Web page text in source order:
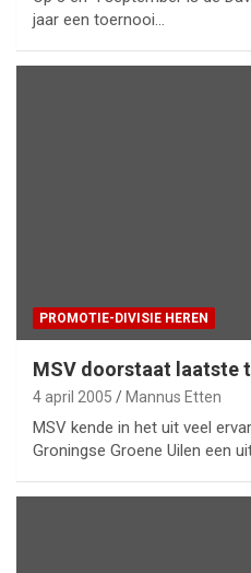
jaar een toernooi…
PROMOTIE-DIVISIE HEREN
MSV doorstaat laatste
4 april 2005 Mannus Etten
MSV kende in het uit veel
Groningse Groene Uilen een